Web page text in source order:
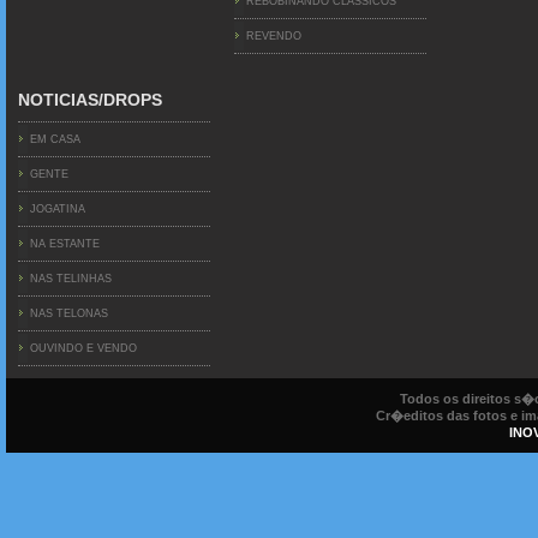
REVENDO
NOTICIAS/DROPS
EM CASA
GENTE
JOGATINA
NA ESTANTE
NAS TELINHAS
NAS TELONAS
OUVINDO E VENDO
Todos os direitos
Cr�editos das fotos e